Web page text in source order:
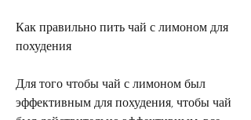
Как правильно пить чай с лимоном для
похудения
Для того чтобы чай с лимоном был
эффективным для похудения, чтобы чай